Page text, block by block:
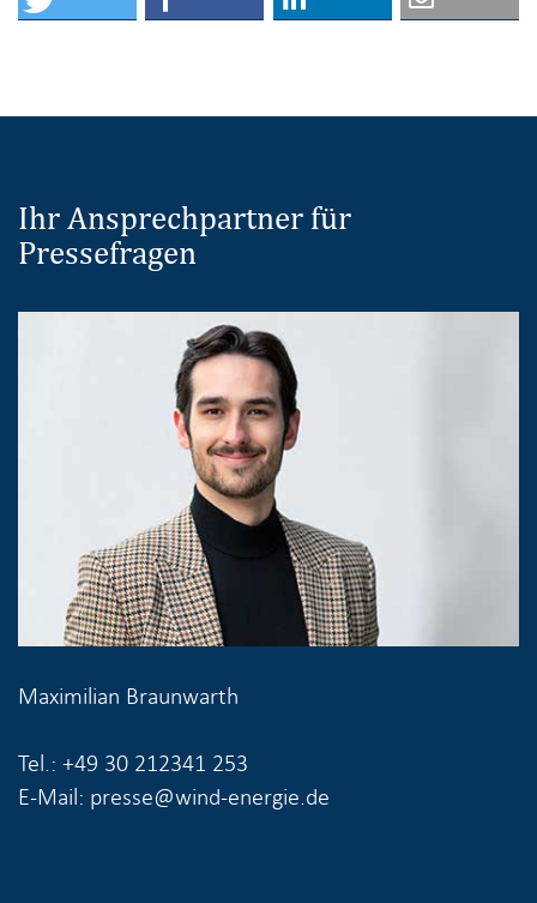
Ihr Ansprechpartner für
Pressefragen
Maximilian Braunwarth
Tel.: +49 30 212341 253
E-Mail: presse@wind-energie.de